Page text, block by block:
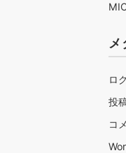
メ
ロ
投
コ